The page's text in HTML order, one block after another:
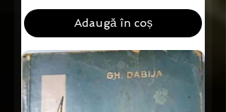
Adaugă în coș